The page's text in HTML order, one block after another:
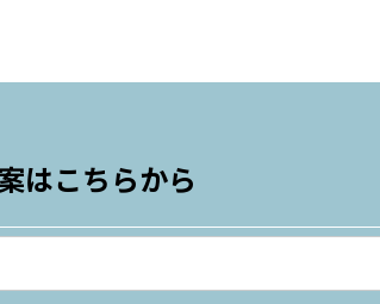
はこちらから